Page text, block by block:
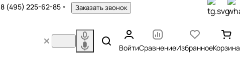
8 (495) 225-62-85 Заказать звонок
ВойтиСравнениеИзбранноеКорзина